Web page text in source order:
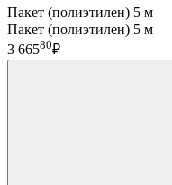
Пакет (полиэтилен) 5 м —
Пакет (полиэтилен) 5 м
3 66580₽